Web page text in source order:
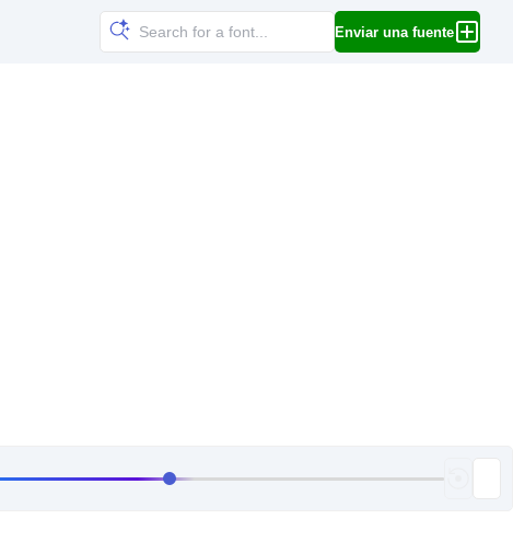
Enviar una fuente